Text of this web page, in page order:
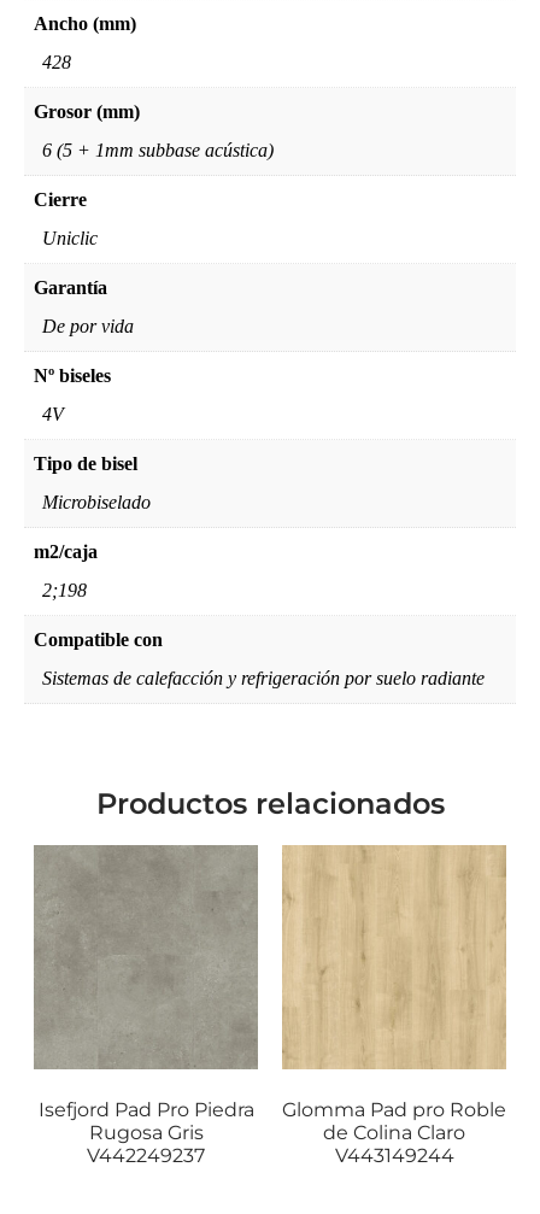
Ancho (mm)
428
Grosor (mm)
6 (5 + 1mm subbase acústica)
Cierre
Uniclic
Garantía
De por vida
Nº biseles
4V
Tipo de bisel
Microbiselado
m2/caja
2;198
Compatible con
Sistemas de calefacción y refrigeración por suelo radiante
Productos relacionados
Isefjord Pad Pro Piedra
Rugosa Gris
V442249237
Glomma Pad pro Roble
de Colina Claro
V443149244